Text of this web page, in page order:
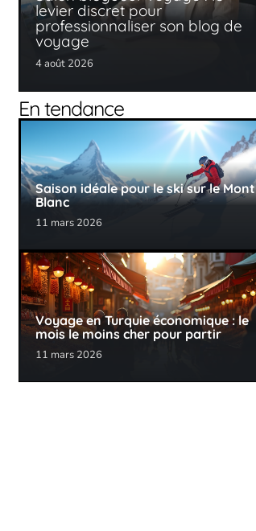
levier discret pour
professionnaliser son blog de
voyage
4 août 2026
En tendance
Saison idéale pour le ski sur le Mont
Blanc
11 mars 2026
Voyage en Turquie économique : le
mois le moins cher pour partir
11 mars 2026